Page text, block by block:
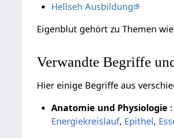
Hellseh Ausbildung
Eigenblut gehört zu Themen
Verwandte Begriffe
Hier einige Begriffe aus
Anatomie und Physiologie
Energiekreislauf, Epithel,